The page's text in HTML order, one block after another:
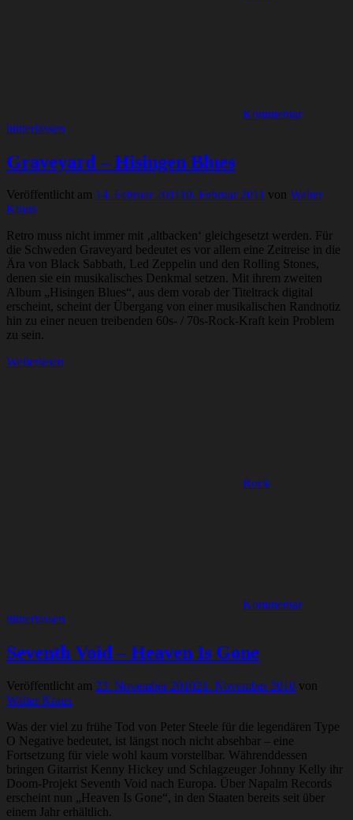
Kommentar
hinterlassen
Graveyard – Hisingen Blues
Veröffentlicht am 14. Februar 201110. Februar 2011 von Walter
Kraus
Retro muss nicht immer mit ‚altbacken‘ gleichgesetzt werden. Für
die Schweden Graveyard bedeutet es vor allem eine Zeitreise in die
Ära von Black Sabbath, Led Zeppelin und den Rolling Stones,
denen sie ein musikalisches Denkmal setzen. Mit ihrem zweiten
Album „Hisingen Blues“, aus dem vorab der Titeltrack digital
erscheint, scheint der Übergang von einer musikalischen Randnotiz
hin zu einer neuen treibenden 60s- / 70s-Rock-Kraft kein Problem
zu sein.
Weiterlesen
Rock
Kommentar
hinterlassen
Seventh Void – Heaven Is Gone
Veröffentlicht am 23. November 201021. November 2010 von
Walter Kraus
Was der viel zu frühe Tod von Peter Steele für die legendären Type
O Negative bedeutet, ist längst noch nicht absehbar – eine
Fortsetzung für viele wohl kaum vorstellbar. Währenddessen
bringen Gitarrist Kenny Hickey und Schlagzeuger Johnny Kelly ihr
Doom-Projekt Seventh Void nach Europa. Über Napalm Records
erscheint nun „Heaven Is Gone“, in den Staaten bereits seit über
einem Jahr erhältlich.